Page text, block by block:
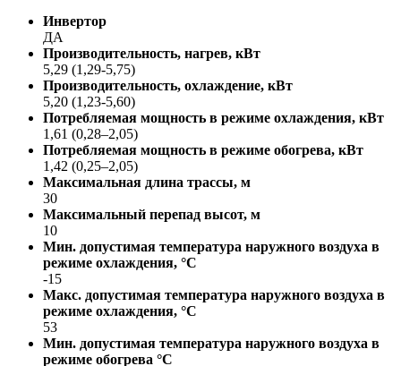
Инвертор
ДА
Производительность, нагрев, кВт
5,29 (1,29-5,75)
Производительность, охлаждение, кВт
5,20 (1,23-5,60)
Потребляемая мощность в режиме охлаждения, кВт
1,61 (0,28–2,05)
Потребляемая мощность в режиме обогрева, кВт
1,42 (0,25–2,05)
Максимальная длина трассы, м
30
Максимальный перепад высот, м
10
Мин. допустимая температура наружного воздуха в
режиме охлаждения, °С
-15
Макс. допустимая температура наружного воздуха в
режиме охлаждения, °С
53
Мин. допустимая температура наружного воздуха в
режиме обогрева °С